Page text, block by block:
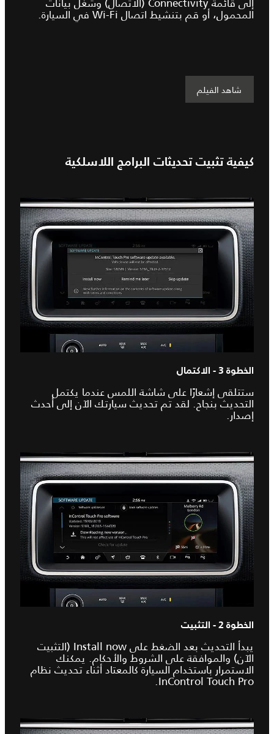
إلى قائمة Connectivity (الاتصال) وشغّل بيانات
المحمول، أو قم بتنشيط اتصال Wi-Fi في السيارة.
شاهد الفيلم
كيفية تثبيت تحديثات البرامج اللاسلكية
الخطوة 3 - الاكتمال
ستتلقى إشعارًا على شاشة اللمس عندما يكتمل
التحديث بنجاح. لقد تم تحديث سيارتك الآن إلى أحدث
إصدار.
الخطوة 2 - التثبيت
يبدأ التحديث بعد الضغط على Install now (التثبيت
الآن) والموافقة على الشروط والأحكام. يمكنك
الاستمرار باستخدام السيارة كالمعتاد أثناء تحديث نظام
InControl Touch Pro.